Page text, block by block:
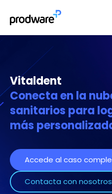
Vitaldent
Conecta en la
sanitarios para
más
Accede al caso
Contacta con nosotros